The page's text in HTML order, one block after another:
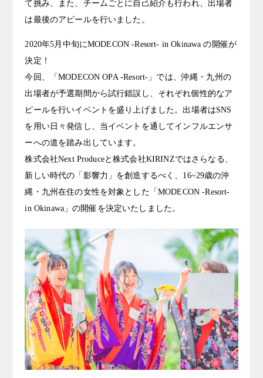
て挑み、また、チームごとに自己紹介も行われ、出場者
は最後のアピールを行いました。
2020年5月中旬にMODECON -Resort- in Okinawa の開催が
決定！
今回、「MODECON OPA -Resort-」では、沖縄・九州の
出場者が予選期間から試行錯誤し、それぞれ個性的なア
ピールを行いイベントを盛り上げました。出場者はSNS
を用い日々発信し、当イベントを通してインフルエンサ
ーへの道を踏み出しています。
株式会社Next Produceと株式会社KIRINZではさらなる、
新しい時代の「影響力」を創造するべく、16~29歳の沖
縄・九州在住の女性を対象とした「MODECON -Resort-
in Okinawa」の開催を決定いたしました。